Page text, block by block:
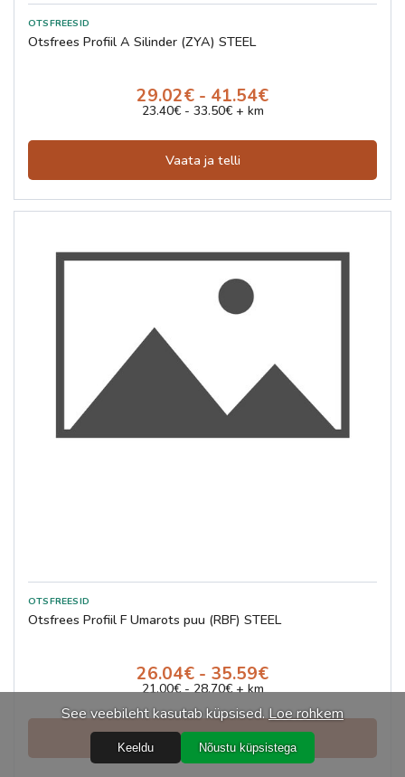
Otsfrees Profiil A Silinder (ZYA) STEEL
29.02€ - 41.54€
23.40€ - 33.50€ + km
Vaata ja telli
Otsfrees Profiil F Ümarots puu (RBF) STEEL
26.04€ - 35.59€
21.00€ - 28.70€ + km
Vaata ja telli
See veebileht kasutab küpsised.Loe rohkem
Keeldu Nõustu küpsistega